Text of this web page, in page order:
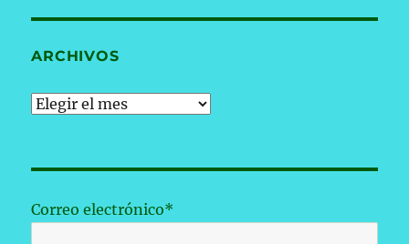
ARCHIVOS
Archivos
Correo electrónico*